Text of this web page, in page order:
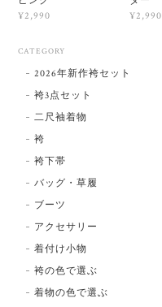
¥2,990
¥2,990
CATEGORY
2026年新作袴セット
袴3点セット
二尺袖着物
袴
袴下帯
バッグ・草履
ブーツ
アクセサリー
着付け小物
袴の色で選ぶ
着物の色で選ぶ